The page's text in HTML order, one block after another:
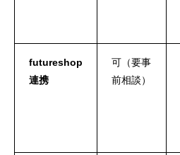
futureshop
連携
可（要事
前相談）